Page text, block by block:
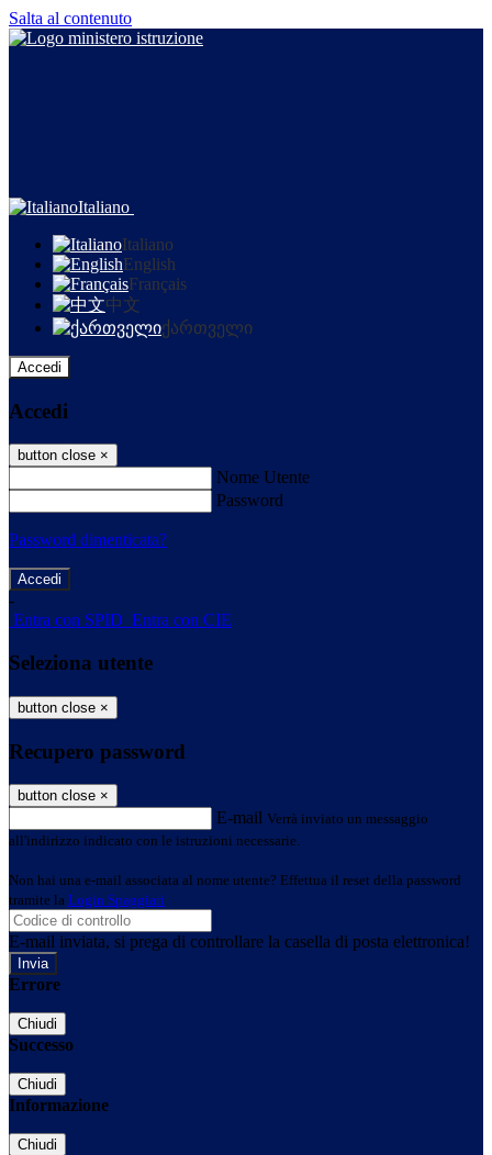
Salta al contenuto
Italiano
Italiano
English
Français
中文
ქართველი
Accedi
Accedi
button close ×
Nome Utente
Password
Password dimenticata?
-
Entra con SPID Entra con CIE
Seleziona utente
button close ×
Recupero password
button close ×
E-mail Verrà inviato un messaggio
all'indirizzo indicato con le istruzioni necessarie.
Non hai una e-mail associata al nome utente? Effettua il reset della password
tramite la Login Spaggiari
E-mail inviata, si prega di controllare la casella di posta elettronica!
Errore
Chiudi
Successo
Chiudi
Informazione
Chiudi